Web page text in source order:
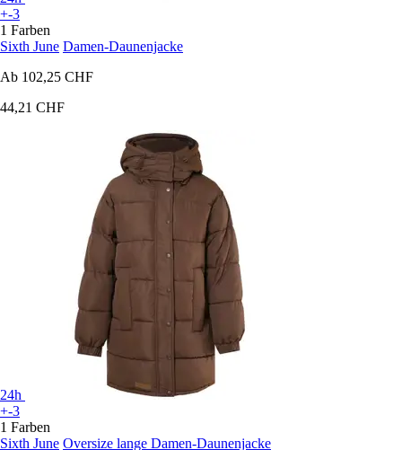
+-3
1 Farben
Sixth June Damen-Daunenjacke
Ab 102,25 CHF
44,21 CHF
24h
+-3
1 Farben
Sixth June Oversize lange Damen-Daunenjacke